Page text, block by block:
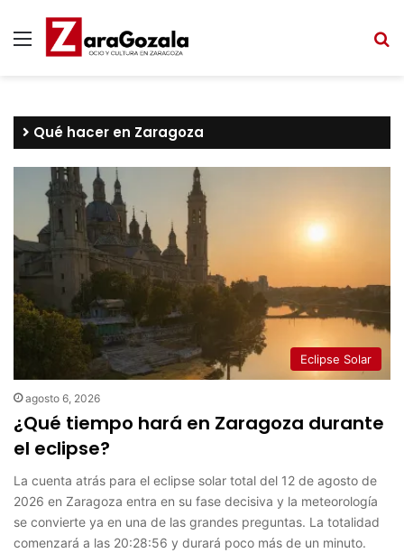
Menú
Qué hacer en Zaragoza
Eclipse Solar
agosto 6, 2026
¿Qué tiempo hará en Zaragoza durante
el eclipse?
La cuenta atrás para el eclipse solar total del 12 de agosto de
2026 en Zaragoza entra en su fase decisiva y la meteorología
se convierte ya en una de las grandes preguntas. La totalidad
comenzará a las 20:28:56 y durará poco más de un minuto.